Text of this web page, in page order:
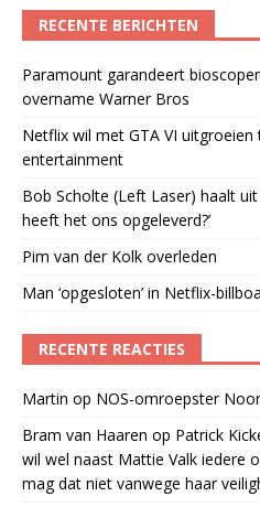
RECENTE BERICHTEN
Paramount garandeert
overname Warner Bros
Netflix wil met GTA VI
entertainment
Bob Scholte (Left Laser) haalt
heeft het ons opgeleverd?’
Pim van der Kolk overleden
Man ‘opgesloten’ in Netflix-
RECENTE REACTIES
Martin op NOS-omroepster
Bram van Haaren op Patrick
wil wel naast Mattie Valk iedere
mag dat niet vanwege haar